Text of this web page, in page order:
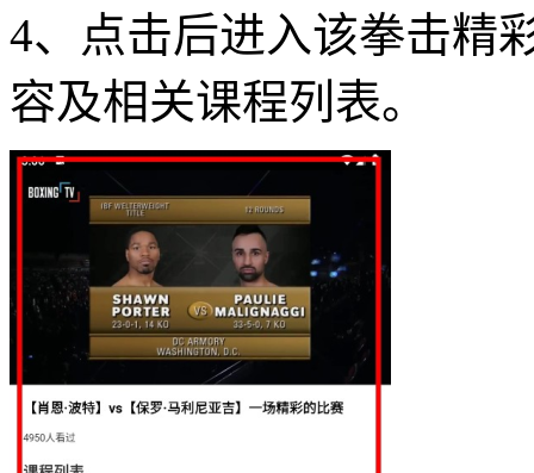
4、点击后进入该拳击精
容及相关课程列表。